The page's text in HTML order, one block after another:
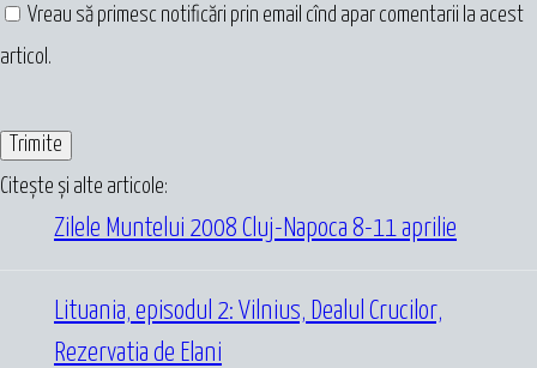
Vreau să primesc notificări prin email cînd apar comentarii la acest
articol.
Citește și alte articole:
Zilele Muntelui 2008 Cluj-Napoca 8-11 aprilie
Lituania, episodul 2: Vilnius, Dealul Crucilor,
Rezervatia de Elani